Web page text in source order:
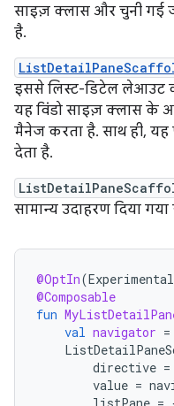
साइज़ क्लास और चुनी गई
है.
इससे लिस्ट-डिटेल लेआउट
यह विंडो साइज़ क्लास के
मैनेज करता है. साथ ही,
देता है.
सामान्य उदाहरण दिया गया
@OptIn(
@Composable
fun
val navigator =
directive =
value =
listPane =